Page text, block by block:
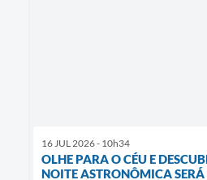
16 JUL 2026 - 10h34
OLHE PARA O CÉU E
NOITE ASTRONÔMICA